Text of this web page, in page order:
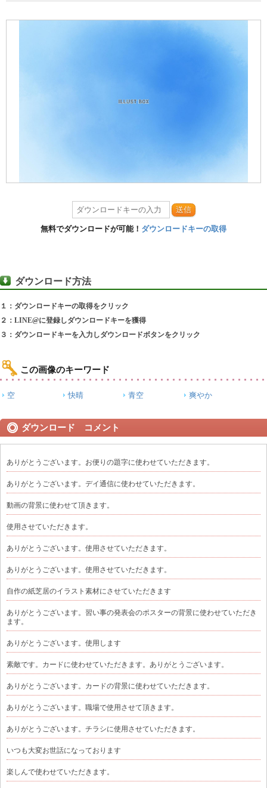
送信
無料でダウンロードが可能！ ダウンロードキーの取得
ダウンロード方法
１：ダウンロードキーの取得をクリック
２：LINE@に登録しダウンロードキーを獲得
３：ダウンロードキーを入力しダウンロードボタンをクリック
この画像のキーワード
空 快晴 青空 爽やか
ダウンロード コメント
ありがとうございます。お便りの題字に使わせていただきます。
ありがとうございます。デイ通信に使わせていただきます。
動画の背景に使わせて頂きます。
使用させていただきます。
ありがとうございます。使用させていただきます。
ありがとうございます。使用させていただきます。
自作の紙芝居のイラスト素材にさせていただきます
ありがとうございます。習い事の発表会のポスターの背景に使わせていただき
ます。
ありがとうございます。使用します
素敵です。カードに使わせていただきます。ありがとうございます。
ありがとうございます。カードの背景に使わせていただきます。
ありがとうございます。職場で使用させて頂きます。
ありがとうございます。チラシに使用させていただきます。
いつも大変お世話になっております
楽しんで使わせていただきます。